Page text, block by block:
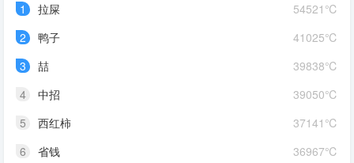
54521℃
1
拉屎
41025℃
2
鸭子
39838℃
3
喆
39050℃
4
中招
37141℃
5
西红柿
36967℃
6
省钱